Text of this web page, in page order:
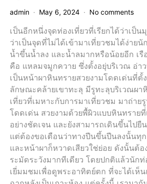
admin May 6, 2024 No comments
เป็นอีกหนึ่งจุดท่องเที่ยวที่เรียกได้ว่าเป็น
ว่าเป็นจุดที่ไม่ได้เข้ามาเที่ยวชมได้ง่ายนั
น้ำขึ้นน้ำลง และน้ำลมากหรือน้อยอีก เ
คือ แหลมจมูกควาย ซึ่งตั้งอยุ่บริเวณ อ่า
เป็นหน้าผาหินทรายสวยงามโดดเด่นที่ตั้
ลักษณะคล้ายเขาทะลุ มีรูทะลุบริเวณผา
เที่ยวที่เมหาะกับการมาเที่ยวชม มาถ่าย
โดดเด่น สวยงามด้วยพื้ผิวแบบหินทราย
อย่างชัดเจน และยังสามารถเดินขึ้นไปยื
แต่ต้องขอเตือนว่าทางปีนขึ้นปีนลงนั้นทุ
และหน้าผาก็หวาดเสียวใช่ย่อย ดังนั้นต้อ
ระมัดระวังมากทีเดียว โดยปกติแล้วนักท่
เยี่มมชมเพื่อดูพระอาทิตย์ตก ที่จะได้เห็